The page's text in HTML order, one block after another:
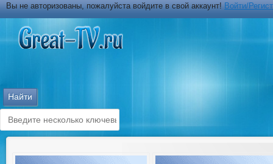
Вы не авторизованы, пожалуйста войдите в свой аккаунт!Войти/